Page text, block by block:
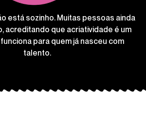
está sozinho. Muitas pessoas ainda
acreditando que acriatividade é um
para quem já nasceu com
talento.